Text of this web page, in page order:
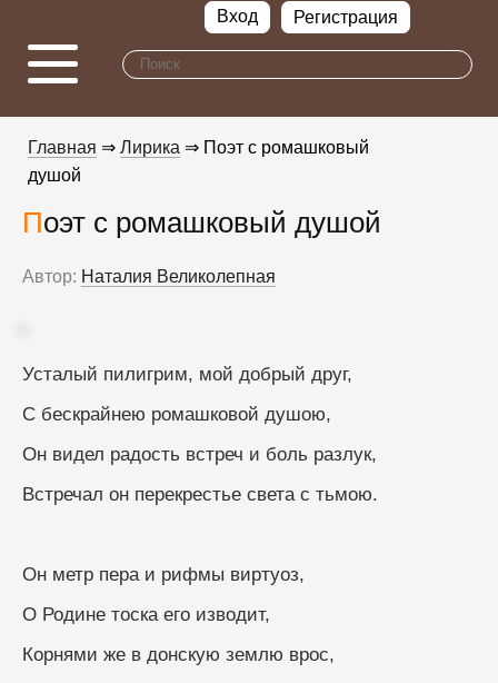
Вход Регистрация
Главная ⇒ Лирика ⇒ Поэт с ромашковый
душой
Поэт с ромашковый душой
Автор: Наталия Великолепная
Усталый пилигрим, мой добрый друг,
С бескрайнею ромашковой душою,
Он видел радость встреч и боль разлук,
Встречал он перекрестье света с тьмою.
Он метр пера и рифмы виртуоз,
О Родине тоска его изводит,
Корнями же в донскую землю врос,